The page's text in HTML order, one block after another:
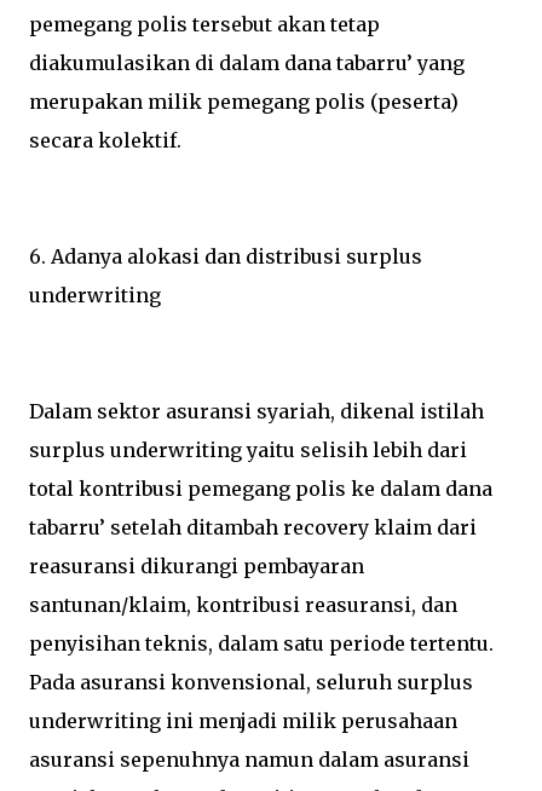
pemegang polis tersebut akan tetap
diakumulasikan di dalam dana tabarru’ yang
merupakan milik pemegang polis (peserta)
secara kolektif.
6. Adanya alokasi dan distribusi surplus
underwriting
Dalam sektor asuransi syariah, dikenal istilah
surplus underwriting yaitu selisih lebih dari
total kontribusi pemegang polis ke dalam dana
tabarru’ setelah ditambah recovery klaim dari
reasuransi dikurangi pembayaran
santunan/klaim, kontribusi reasuransi, dan
penyisihan teknis, dalam satu periode tertentu.
Pada asuransi konvensional, seluruh surplus
underwriting ini menjadi milik perusahaan
asuransi sepenuhnya namun dalam asuransi